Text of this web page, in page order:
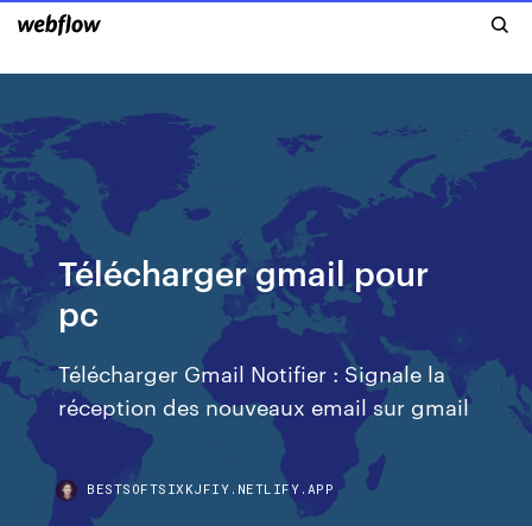
Télécharger gmail pour
pc
Télécharger Gmail Notifier : Signale la
réception des nouveaux email sur gmail
BESTSOFTSIXKJFIY.NETLIFY.APP